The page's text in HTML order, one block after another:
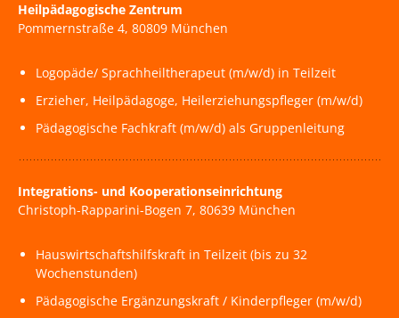
Heilpädagogische Zentrum
Pommernstraße 4, 80809 München
Logopäde/ Sprachheiltherapeut (m/w/d) in Teilzeit
Erzieher, Heilpädagoge, Heilerziehungspfleger (m/w/d)
Pädagogische Fachkraft (m/w/d) als Gruppenleitung
Integrations- und Kooperationseinrichtung
Christoph-Rapparini-Bogen 7, 80639 München
Hauswirtschaftshilfskraft in Teilzeit (bis zu 32
Wochenstunden)
Pädagogische Ergänzungskraft / Kinderpfleger (m/w/d)